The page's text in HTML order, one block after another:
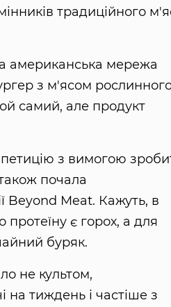
традиційного
американська мережа
з м'ясом
самий, але продукт
з вимогою
почала
Beyond Meat. Кажуть, в
протеїну є горох, а для
буряк.
не культом,
на тиждень і частіше з